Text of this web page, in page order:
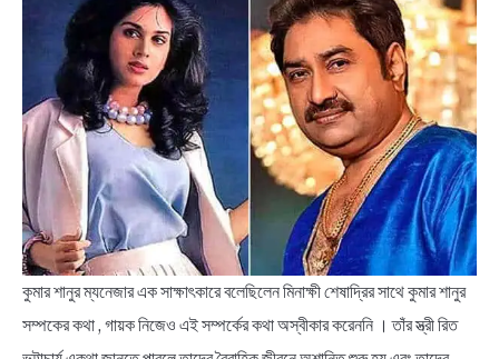
কুমার শানুর ম্যনেজার এক সাক্ষাৎকারে বলেছিলেন মিনাক্ষী শেষাদ্রির সাথে কুমার শানুর
সম্পকের কথা , গায়ক নিজেও এই সম্পর্কের কথা অস্বীকার করেননি । তাঁর স্ত্রী রিত